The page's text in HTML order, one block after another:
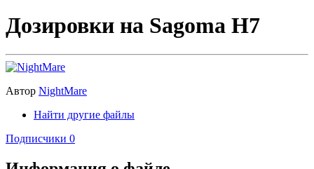
Дозировки на Sagoma H7
Автор NightMare
Найти другие файлы
Подписчики 0